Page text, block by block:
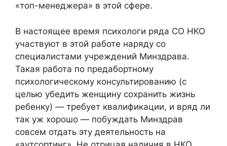
«топ-менеджера» в этой сфере.
В настоящее время психологи ряда СО НКО
участвуют в этой работе наряду со
специалистами учреждений Минздрава.
Такая работа по предабортному
психологическому консультированию (с
целью убедить женщину сохранить жизнь
ребенку) — требует квалификации, и вряд ли
так уж хорошо — побуждать Минздрав
совсем отдать эту деятельность на